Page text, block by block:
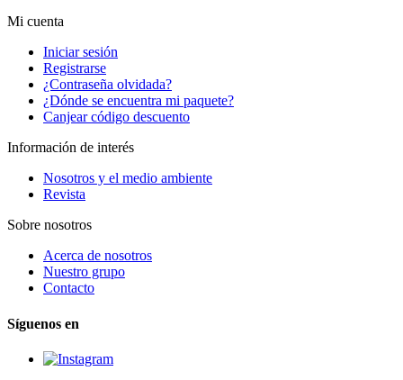
Mi cuenta
Iniciar sesión
Registrarse
¿Contraseña olvidada?
¿Dónde se encuentra mi paquete?
Canjear código descuento
Información de interés
Nosotros y el medio ambiente
Revista
Sobre nosotros
Acerca de nosotros
Nuestro grupo
Contacto
Síguenos en